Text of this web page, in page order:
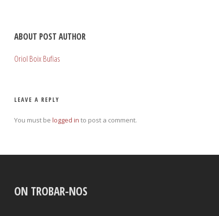
ABOUT POST AUTHOR
Oriol Boix Bufias
LEAVE A REPLY
You must be logged in to post a comment.
ON TROBAR-NOS